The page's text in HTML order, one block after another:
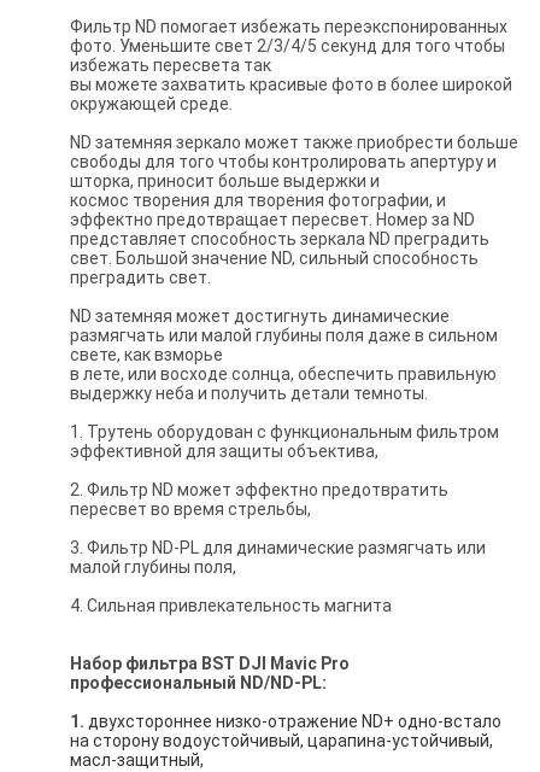
Фильтр ND помогает избежать переэкспонированных
фото. Уменьшите свет 2/3/4/5 секунд для того чтобы
избежать пересвета так
вы можете захватить красивые фото в более широкой
окружающей среде.
ND затемняя зеркало может также приобрести больше
свободы для того чтобы контролировать апертуру и
шторка, приносит больше выдержки и
космос творения для творения фотографии, и
эффектно предотвращает пересвет. Номер за ND
представляет способность зеркала ND преградить
свет. Большой значение ND, сильный способность
преградить свет.
ND затемняя может достигнуть динамические
размягчать или малой глубины поля даже в сильном
свете, как взморье
в лете, или восходе солнца, обеспечить правильную
выдержку неба и получить детали темноты.
1. Трутень оборудован с функциональным фильтром
эффективной для защиты объектива,
2. Фильтр ND может эффектно предотвратить
пересвет во время стрельбы,
3. Фильтр ND-PL для динамические размягчать или
малой глубины поля,
4. Сильная привлекательность магнита
Набор фильтра BST DJI Mavic Pro
профессиональный ND/ND-PL:
1. двухстороннее низко-отражение ND+ одно-встало
на сторону водоустойчивый, царапина-устойчивый,
масл-защитный,